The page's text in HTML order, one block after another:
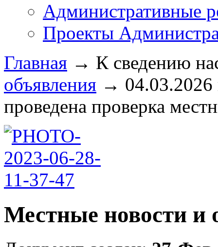
Административные
Проекты
Главная → К сведению
объявления → 04.03.2026
проведена проверка
Местные новости и